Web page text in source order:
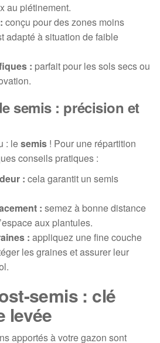
au piétinement.
conçu pour des zones moins
adapté à situation de faible
: parfait pour les sols secs ou
semis : précision et
: lesemis ! Pour une répartition
conseils pratiques :
: cela garantit un semis
: semez à bonne distance
aux plantules.
: appliquez une fine couche
les graines et assurer leur
semis : clé
levée
apportés à votre gazon sont